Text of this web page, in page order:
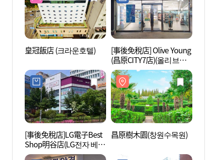
皇冠飯店 (크라운호텔)
[事後免稅店] Olive Young
(昌原CITY7店)(올리브영
창원시티세븐점)
[事後免稅店]LG電子Best
Shop明谷店(LG전자 베스
트샵 명곡점)
昌原樹木園(창원수목원)